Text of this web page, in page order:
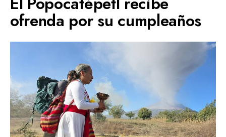
ofrenda por su cumpleaños